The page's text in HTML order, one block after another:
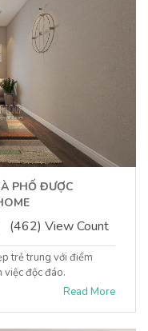
PHỐ ĐƯỢC
(462) View Count
trẻ trung với điểm
việc độc đáo.
Read More